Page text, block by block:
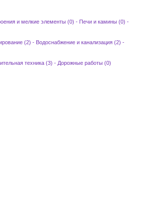
и мелкие элементы (0) - Печи и камины (0) -
(2) - Водоснабжение и канализация (2) -
техника (3) - Дорожные работы (0)